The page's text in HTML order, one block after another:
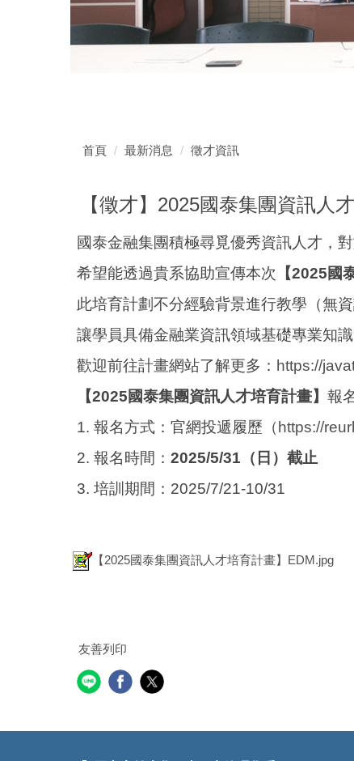
首頁 最新消息 徵才資訊
【徵才】2025國泰集團資訊人
國泰金融集團積極尋覓優秀資訊人才，
希望能透過貴系協助宣傳本次 【2025國
此培育計劃不分經驗背景進行教學（無
讓學員具備金融業資訊領域基礎專業知識
歡迎前往計畫網站了解更多： https://
【2025國泰集團資訊人才培育計畫】 報
1. 報名方式：官網投遞履歷（ https://
2. 報名時間： 2025/5/31（日）截止
3. 培訓期間：2025/7/21-10/31
【2025國泰集團資訊人才培育計畫】EDM.jpg
友善列印